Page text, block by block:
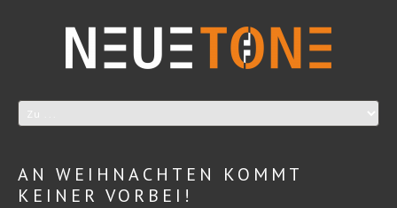
AN WEIHNACHTEN KOMMT
KEINER VORBEI!